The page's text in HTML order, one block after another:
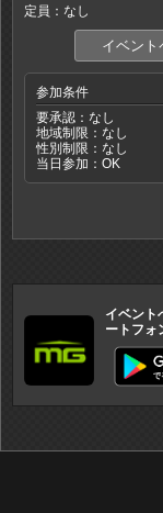
定員：なし
イベント
参加条件
要承認：なし
地域制限：なし
性別制限：なし
当日参加：OK
イベント
ートフォ